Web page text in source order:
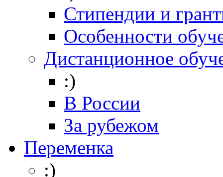
Стипендии и
Особенности
Дистанционное
:)
В России
За рубежом
Переменка
:)